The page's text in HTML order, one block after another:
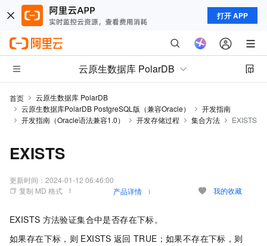
打开 APP
云原生数据库 PolarDB
首页
云原生数据库 PolarDB
云原生数据库PolarDB PostgreSQL版（兼容Oracle）
开发指南
开发指南（Oracle语法兼容1.0）
开发存储过程 集合方法 EXISTS
EXISTS
更新时间： 2024-01-12 06:46:00
复制 MD 格式
产品详情 我的收藏
EXISTS 方法验证集合中是否存在下标。
如果存在下标，则 EXISTS 返回 TRUE；如果不存在下标，则